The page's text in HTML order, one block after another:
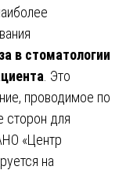
в стоматологии
. Это
проводимое по
сторон для
«Центр
на